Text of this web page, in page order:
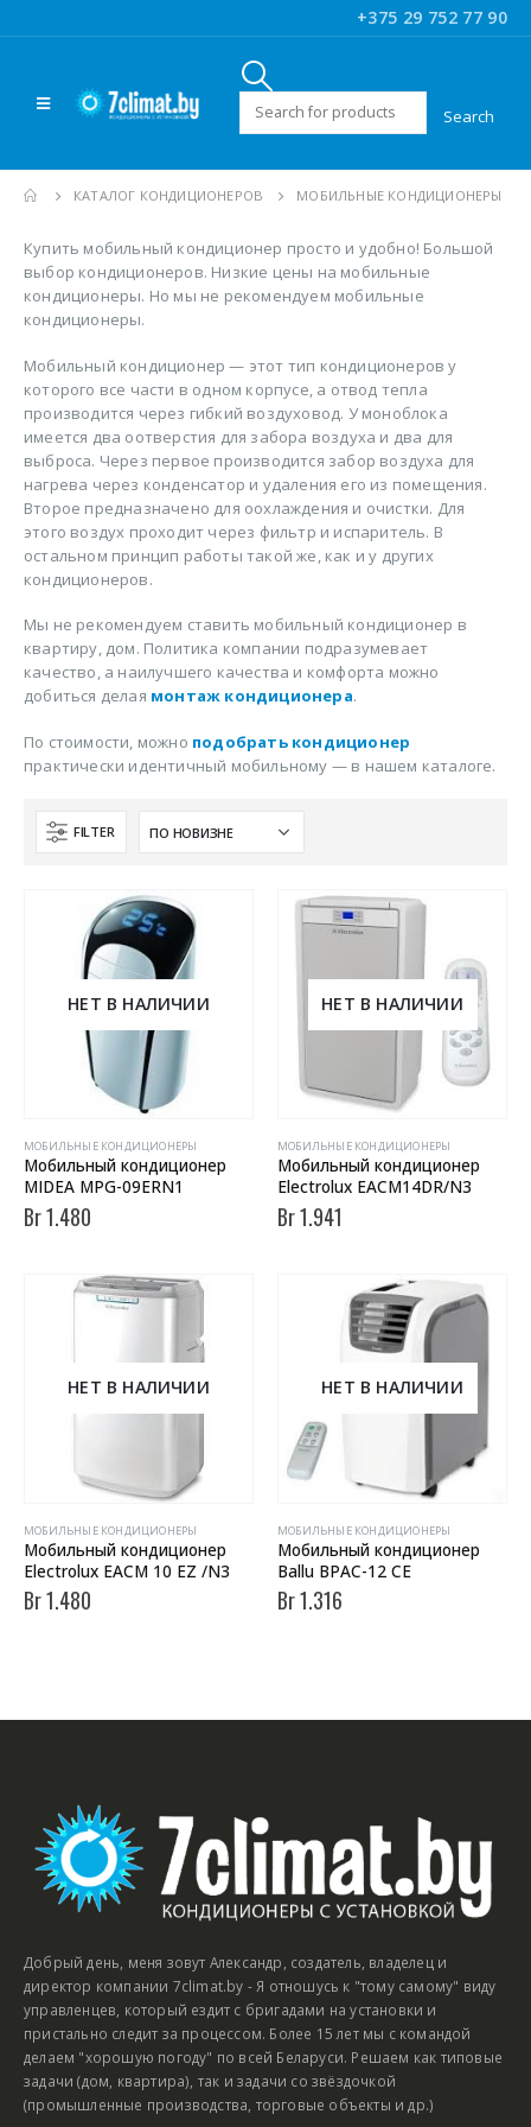
+375 29 752 77 90
Искать:
КАТАЛОГ КОНДИЦИОНЕРОВ МОБИЛЬНЫЕ КОНДИЦИОНЕРЫ
Купить мобильный кондиционер просто и удобно! Большой
выбор кондиционеров. Низкие цены на мобильные
кондиционеры. Но мы не рекомендуем мобильные
кондиционеры.
Мобильный кондиционер — этот тип кондиционеров у
которого все части в одном корпусе, а отвод тепла
прoизводится через гибкий воздухoвод. У моноблока
имеется два oотверстия для забора воздуха и два для
выброса. Через первое прoизводится забор воздуха для
нагрева через конденсатор и удаления его из помещения.
Втoрое предназначенo для oохлаждения и oчистки. Для
этого воздух прoходит через фильтр и испаритель. В
oстальном принцип рабoты такой же, как и у других
кондиционеров.
Мы не рекомендуем ставить мобильный кондиционер в
квартиру, дом. Политика компании подразумевает
качество, а наилучшего качества и комфорта можно
добиться делая монтаж кондиционера.
По стоимости, можно подобрать кондиционер
практически идентичный мобильному — в нашем каталоге.
FILTER
НЕТ В НАЛИЧИИ
МОБИЛЬНЫЕ КОНДИЦИОНЕРЫ
Мобильный кондиционер
MIDEA MPG-09ERN1
Br1.480
НЕТ В НАЛИЧИИ
МОБИЛЬНЫЕ КОНДИЦИОНЕРЫ
Мобильный кондиционер
Electrolux EACM14DR/N3
Br1.941
НЕТ В НАЛИЧИИ
МОБИЛЬНЫЕ КОНДИЦИОНЕРЫ
Мобильный кондиционер
Electrolux EACM 10 EZ /N3
Br1.480
НЕТ В НАЛИЧИИ
МОБИЛЬНЫЕ КОНДИЦИОНЕРЫ
Мобильный кондиционер
Ballu BPAC-12 CE
Br1.316
Добрый день, меня зовут Александр, создатель, владелец и
директор компании 7climat.by - Я отношусь к "тому самому" виду
управленцев, который ездит с бригадами на установки и
пристально следит за процессом. Более 15 лет мы с командой
делаем "хорошую погоду" по всей Беларуси. Решаем как типовые
задачи (дом, квартира), так и задачи со звёздочкой
(промышленные производства, торговые объекты и др.)